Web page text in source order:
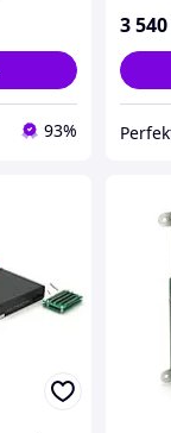
93%
3 540